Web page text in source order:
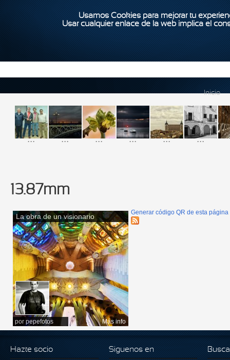
Usamos Cookies para mejorar tu
Usar cualquier enlace de la web implica el
Inicio
... ... ... ... ... ...
13.87mm
La obra de un visionario
por pepefotos Más info
Generar código QR de esta página
Hazte socio Siguenos en